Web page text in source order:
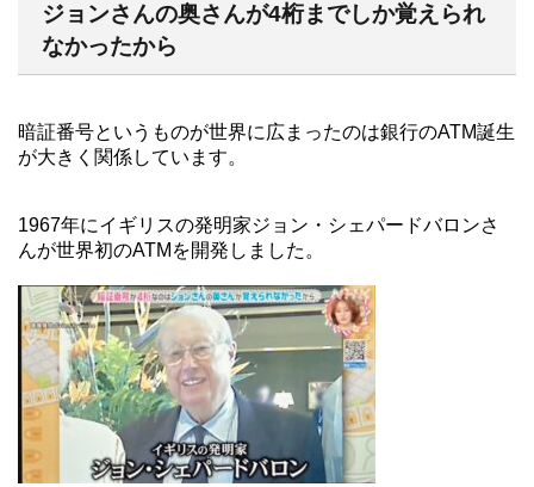
ジョンさんの奥さんが4桁までしか覚えられ
なかったから
暗証番号というものが世界に広まったのは銀行のATM誕生
が大きく関係しています。
1967年にイギリスの発明家ジョン・シェパードバロンさ
んが世界初のATMを開発しました。